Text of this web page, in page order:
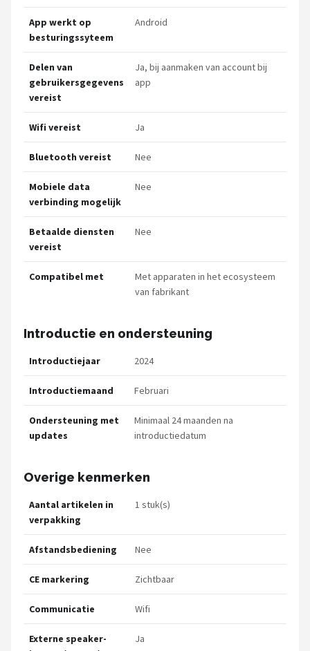
App werkt op
besturingssyteem
Android
Delen van
gebruikersgegevens
vereist
Ja, bij aanmaken van account bij
app
Wifi vereist Ja
Bluetooth vereist Nee
Mobiele data
verbinding mogelijk
Nee
Betaalde diensten
vereist
Nee
Compatibel met
Met apparaten in het ecosysteem
van fabrikant
Introductie en ondersteuning
Introductiejaar 2024
Introductiemaand Februari
Ondersteuning met
updates
Minimaal 24 maanden na
introductiedatum
Overige kenmerken
Aantal artikelen in
verpakking
1 stuk(s)
Afstandsbediening Nee
CE markering Zichtbaar
Communicatie Wifi
Externe speaker-
Ja